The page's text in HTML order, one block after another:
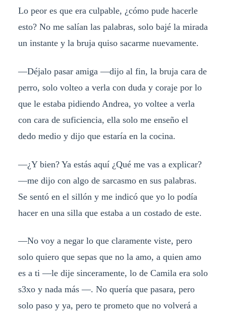
Lo peor es que era culpable, ¿cómo pude hacerle
esto? No me salían las palabras, solo bajé la mirada
un instante y la bruja quiso sacarme nuevamente.
—Déjalo pasar amiga —dijo al fin, la bruja cara de
perro, solo volteo a verla con duda y coraje por lo
que le estaba pidiendo Andrea, yo voltee a verla
con cara de suficiencia, ella solo me enseño el
dedo medio y dijo que estaría en la cocina.
—¿Y bien? Ya estás aquí ¿Qué me vas a explicar?
—me dijo con algo de sarcasmo en sus palabras.
Se sentó en el sillón y me indicó que yo lo podía
hacer en una silla que estaba a un costado de este.
—No voy a negar lo que claramente viste, pero
solo quiero que sepas que no la amo, a quien amo
es a ti —le dije sinceramente, lo de Camila era solo
s3xo y nada más —. No quería que pasara, pero
solo paso y ya, pero te prometo que no volverá a